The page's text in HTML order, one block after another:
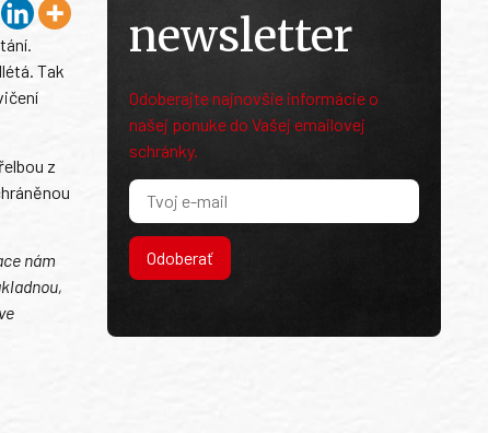
Tak
z
nám
newsletter
Odoberajte najnovšie informácie o
našej ponuke do Vašej emailovej
schránky.
Odoberať